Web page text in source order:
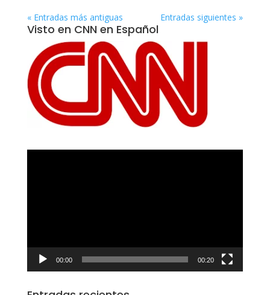
« Entradas más antiguas Entradas siguientes »
Visto en CNN en Español
00:00 00:20